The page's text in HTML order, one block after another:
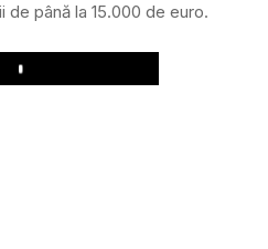
până la 15.000 de euro.
Play